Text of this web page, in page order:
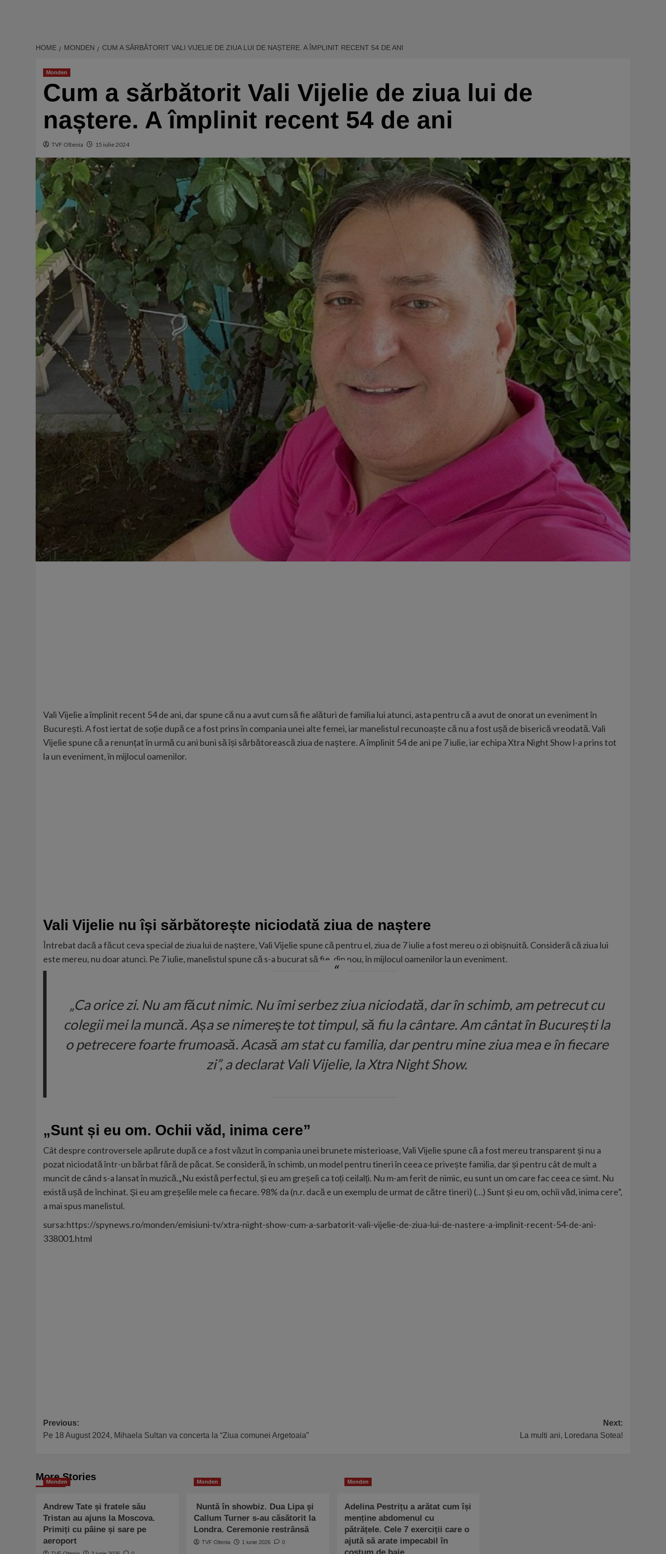
HOME MONDEN CUM A SĂRBĂTORIT VALI VIJELIE DE ZIUA LUI DE NAȘTERE. A ÎMPLINIT RECENT 54 DE ANI
Monden
Cum a sărbătorit Vali Vijelie de ziua lui de
naștere. A împlinit recent 54 de ani
TVF Oltenia 15 iulie 2024
Vali Vijelie a împlinit recent 54 de ani, dar spune că nu a avut cum să fie alături de familia lui atunci, asta pentru că a avut de onorat un eveniment în
București. A fost iertat de soție după ce a fost prins în compania unei alte femei, iar manelistul recunoaște că nu a fost ușă de biserică vreodată. Vali
Vijelie spune că a renunțat în urmă cu ani buni să își sărbătorească ziua de naștere. A împlinit 54 de ani pe 7 iulie, iar echipa Xtra Night Show l-a prins tot
la un eveniment, în mijlocul oamenilor.
Vali Vijelie nu își sărbătorește niciodată ziua de naștere
Întrebat dacă a făcut ceva special de ziua lui de naștere, Vali Vijelie spune că pentru el, ziua de 7 iulie a fost mereu o zi obișnuită. Consideră că ziua lui
este mereu, nu doar atunci. Pe 7 iulie, manelistul spune că s-a bucurat să fie, din nou, în mijlocul oamenilor la un eveniment.
„Ca orice zi. Nu am făcut nimic. Nu îmi serbez ziua niciodată, dar în schimb, am petrecut cu
colegii mei la muncă. Așa se nimerește tot timpul, să fiu la cântare. Am cântat în București la
o petrecere foarte frumoasă. Acasă am stat cu familia, dar pentru mine ziua mea e în fiecare
zi”, a declarat Vali Vijelie, la Xtra Night Show.
„Sunt și eu om. Ochii văd, inima cere”
Cât despre controversele apărute după ce a fost văzut în compania unei brunete misterioase, Vali Vijelie spune că a fost mereu transparent și nu a
pozat niciodatăîntr-un bărbat fără de păcat.Se consideră, în schimb, un model pentru tineri în ceea ce priveștefamilia, dar și pentru cât de mult a
muncit de când s-a lansat în muzică.„Nu există perfectul, și eu am greșeli ca toți ceilalți. Nu m-am ferit de nimic, eu sunt un om care fac ceea ce simt. Nu
există ușă de închinat. Și eu am greșelile mele ca fiecare. 98% da (n.r. dacă e un exemplu de urmat de către tineri) (…) Sunt și eu om, ochii văd, inima cere”,
a mai spus manelistul.
sursa:https://spynews.ro/monden/emisiuni-tv/xtra-night-show-cum-a-sarbatorit-vali-vijelie-de-ziua-lui-de-nastere-a-implinit-recent-54-de-ani-
338001.html
Post
navigation
Previous:
Pe 18 August 2024, Mihaela Sultan va concerta la “Ziua comunei Argetoaia”
Next:
La multi ani, Loredana Sotea!
More Stories
Monden
Andrew Tate și fratele său
Tristan au ajuns la Moscova.
Primiți cu pâine și sare pe
aeroport
Monden
Nuntă în showbiz. Dua Lipa şi
Callum Turner s-au căsătorit la
Londra. Ceremonie restrânsă
TVF Oltenia 1 iunie 2026 0
Monden
Adelina Pestrițu a arătat cum își
menține abdomenul cu
pătrățele. Cele 7 exerciții care o
ajută să arate impecabil în